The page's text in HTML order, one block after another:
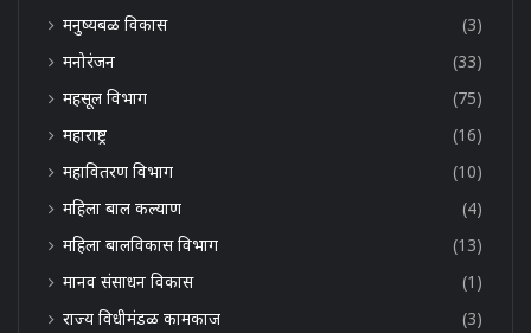
मनुष्यबळ विकास
(3)
मनोरंजन
(33)
महसूल विभाग
(75)
महाराष्ट्र
(16)
महावितरण विभाग
(10)
महिला बाल कल्याण
(4)
महिला बालविकास विभाग
(13)
मानव संसाधन विकास
(1)
राज्य विधीमंडळ कामकाज
(3)